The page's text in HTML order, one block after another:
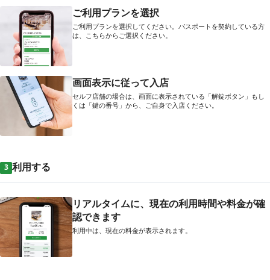
ご利用プランを選択
ご利用プランを選択してください。パスポートを契約している方
は、こちらからご選択ください。
画面表示に従って入店
セルフ店舗の場合は、画面に表示されている「解錠ボタン」もし
くは「鍵の番号」から、ご自身で入店ください。
3 利用する
リアルタイムに、現在の利用時間や料金が確
認できます
利用中は、現在の料金が表示されます。